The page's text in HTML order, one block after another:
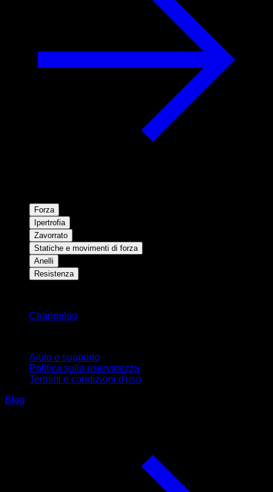
Forza
Ipertrofia
Zavorrato
Statiche e movimenti di forza
Anelli
Resistenza
Changelog
Aiuto e supporto
Politica sulla riservatezza
Termini e condizioni d'uso
Blog